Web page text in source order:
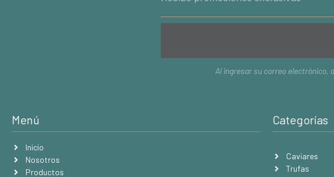
Al ingresar su correo electrónico,
Menú
Inicio
Nosotros
Productos
Categorías
Caviares
Trufas